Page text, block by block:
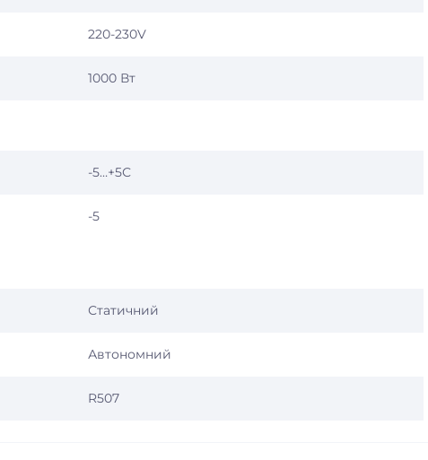
220-230V
1000 Вт
-5…+5С
-5
Статичний
Автономний
R507